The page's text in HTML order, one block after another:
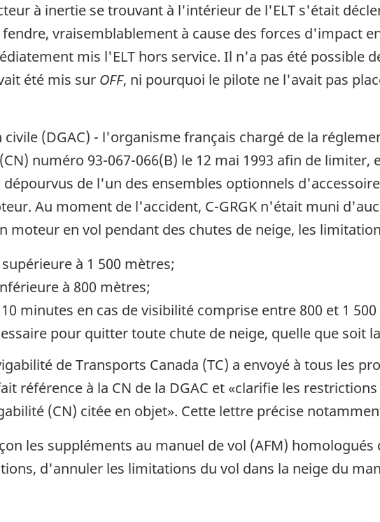
à inertie se trouvant à l'intérieur de l'ELT s'était
vraisemblablement à cause des forces d'impact
mis l'ELT hors service. Il n'a pas été possible
été mis sur OFF, ni pourquoi le pilote ne l'avait pas
(DGAC) - l'organisme français chargé de la
numéro 93-067-066(B) le 12 mai 1993 afin de limiter,
dépourvus de l'un des ensembles optionnels
Au moment de l'accident, C-GRGK n'était muni
en vol pendant des chutes de neige, les
à 1 500 mètres;
à 800 mètres;
minutes en cas de visibilité comprise entre 800 et 1
pour quitter toute chute de neige, quelle que soit
de Transports Canada (TC) a envoyé à tous les
référence à la CN de la DGAC et «clarifie les
(CN) citée en objet». Cette lettre précise
les suppléments au manuel de vol (AFM)
d'annuler les limitations du vol dans la neige du